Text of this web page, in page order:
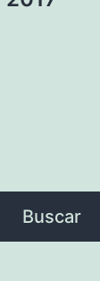
Buscar